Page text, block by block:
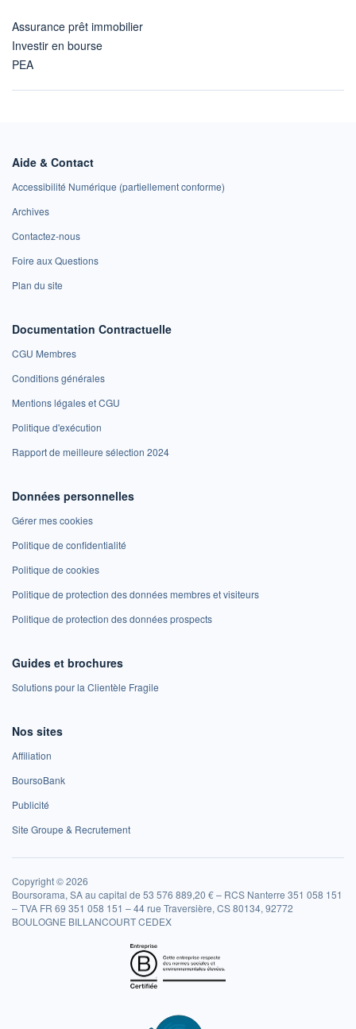
Assurance prêt immobilier
Investir en bourse
PEA
Aide & Contact
Accessibilité Numérique (partiellement conforme)
Archives
Contactez-nous
Foire aux Questions
Plan du site
Documentation Contractuelle
CGU Membres
Conditions générales
Mentions légales et CGU
Politique d'exécution
Rapport de meilleure sélection 2024
Données personnelles
Gérer mes cookies
Politique de confidentialité
Politique de cookies
Politique de protection des données membres et visiteurs
Politique de protection des données prospects
Guides et brochures
Solutions pour la Clientèle Fragile
Nos sites
Affiliation
BoursoBank
Publicité
Site Groupe & Recrutement
Copyright © 2026
Boursorama, SA au capital de 53 576 889,20 € – RCS Nanterre 351 058 151
– TVA FR 69 351 058 151 – 44 rue Traversière, CS 80134, 92772
BOULOGNE BILLANCOURT CEDEX